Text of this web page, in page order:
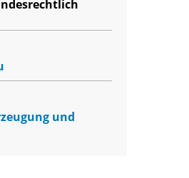
und